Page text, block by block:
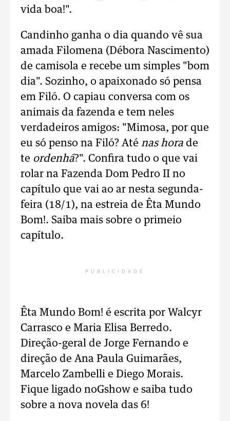
vida boa!".
Candinho ganha o dia quando vê sua
amada Filomena (Débora Nascimento)
de camisola e recebe um simples "bom
dia". Sozinho, o apaixonado só pensa
em Filó. O capiau conversa com os
animais da fazenda e tem neles
verdadeiros amigos: "Mimosa, por que
eu só penso na Filó? Até nas hora de
te ordenhá?". Confira tudo o que vai
rolar na Fazenda Dom Pedro II no
capítulo que vai ao ar nesta segunda-
feira (18/1), na estreia de Êta Mundo
Bom!. Saiba mais sobre o primeio
capítulo.
PUBLICIDADE
Êta Mundo Bom! é escrita por Walcyr
Carrasco e Maria Elisa Berredo.
Direção-geral de Jorge Fernando e
direção de Ana Paula Guimarães,
Marcelo Zambelli e Diego Morais.
Fique ligado noGshow e saiba tudo
sobre a nova novela das 6!